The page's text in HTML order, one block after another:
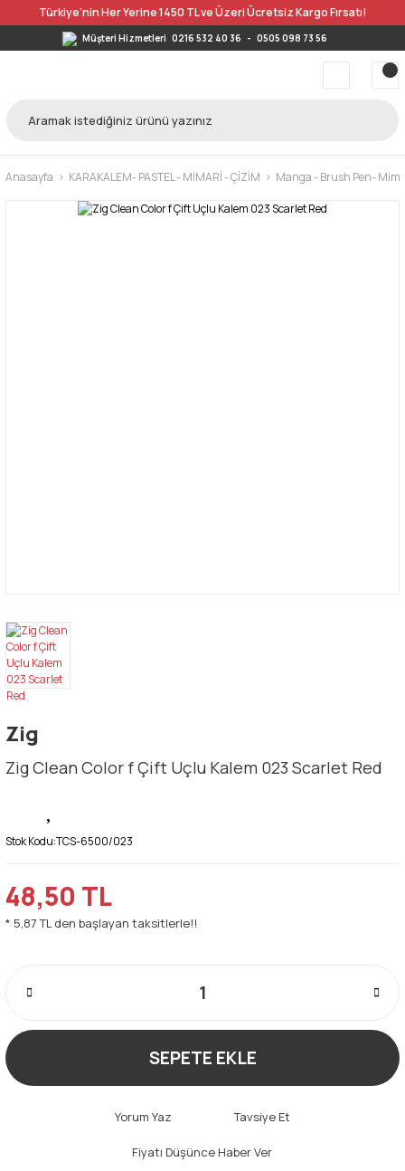
Türkiye’nin Her Yerine 1450 TL ve Üzeri Ücretsiz Kargo Fırsatı!
Müşteri Hizmetleri 0216 532 40 36 - 0505 098 73 56
Anasayfa KARAKALEM- PASTEL - MİMARİ - ÇİZİM Manga - Brush Pen-
Zig
Zig Clean Color f Çift Uçlu Kalem 023 Scarlet Red
Stok Kodu:TCS-6500/023
48,50 TL
* 5,87 TL den başlayan taksitlerle!!
SEPETE EKLE
Yorum Yaz Tavsiye Et
Fiyatı Düşünce Haber Ver